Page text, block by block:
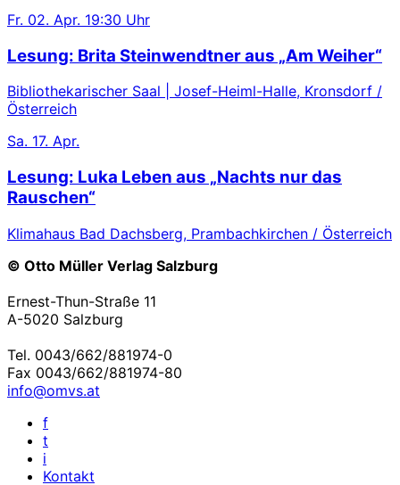
Fr. 02. Apr. 19:30 Uhr
Lesung: Brita Steinwendtner aus „Am Weiher“
Bibliothekarischer Saal | Josef-Heiml-Halle, Kronsdorf /
Österreich
Sa. 17. Apr.
Lesung: Luka Leben aus „Nachts nur das
Rauschen“
Klimahaus Bad Dachsberg, Prambachkirchen / Österreich
© Otto Müller Verlag Salzburg
Ernest-Thun-Straße 11
A-5020 Salzburg
Tel. 0043/662/881974-0
Fax 0043/662/881974-80
info@omvs.at
f
t
i
Kontakt